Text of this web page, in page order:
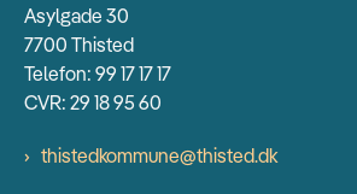
Asylgade 30
7700 Thisted
Telefon: 99 17 17 17
CVR: 29 18 95 60
thistedkommune@thisted.dk